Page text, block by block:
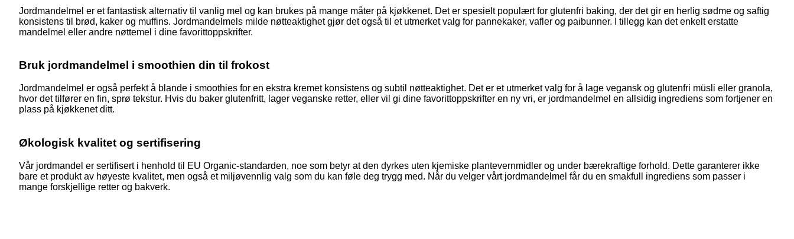
Jordmandelmel er et fantastisk alternativ til vanlig mel og kan brukes på mange måter på kjøkkenet. Det er spesielt populært for glutenfri baking, der det gir en herlig sødme og saftig
konsistens til brød, kaker og muffins. Jordmandelmels milde nøtteaktighet gjør det også til et utmerket valg for pannekaker, vafler og paibunner. I tillegg kan det enkelt erstatte
mandelmel eller andre nøttemel i dine favorittoppskrifter.
Bruk jordmandelmel i smoothien din til frokost
Jordmandelmel er også perfekt å blande i smoothies for en ekstra kremet konsistens og subtil nøtteaktighet. Det er et utmerket valg for å lage vegansk og glutenfri müsli eller granola,
hvor det tilfører en fin, sprø tekstur. Hvis du baker glutenfritt, lager veganske retter, eller vil gi dine favorittoppskrifter en ny vri, er jordmandelmel en allsidig ingrediens som fortjener en
plass på kjøkkenet ditt.
Økologisk kvalitet og sertifisering
Vår jordmandel er sertifisert i henhold til EU Organic-standarden, noe som betyr at den dyrkes uten kjemiske plantevernmidler og under bærekraftige forhold. Dette garanterer ikke
bare et produkt av høyeste kvalitet, men også et miljøvennlig valg som du kan føle deg trygg med. Når du velger vårt jordmandelmel får du en smakfull ingrediens som passer i
mange forskjellige retter og bakverk.